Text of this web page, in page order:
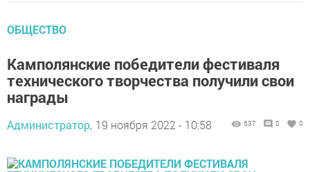
ОБЩЕСТВО
Камполянские победители фестиваля
технического творчества получили свои
награды
Администратор, 19 ноября 2022 - 10:58 637 0 0